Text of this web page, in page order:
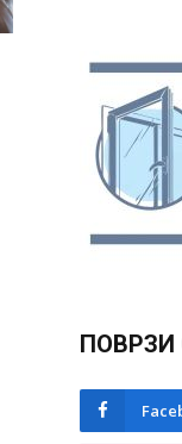
ПОВРЗИ